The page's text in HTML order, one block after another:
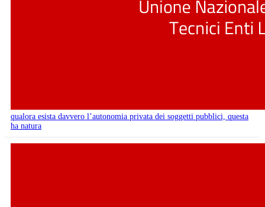
qualora esista davvero l’autonomia privata dei soggetti pubblici, questa
ha natura